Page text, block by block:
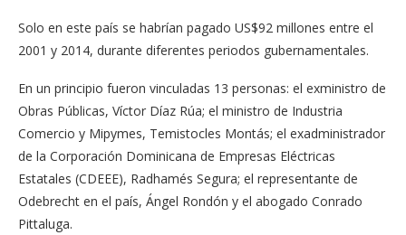
Solo en este país se habrían pagado US$92 millones entre el
2001 y 2014, durante diferentes periodos gubernamentales.
En un principio fueron vinculadas 13 personas: el exministro de
Obras Públicas, Víctor Díaz Rúa; el ministro de Industria
Comercio y Mipymes, Temistocles Montás; el exadministrador
de la Corporación Dominicana de Empresas Eléctricas
Estatales (CDEEE), Radhamés Segura; el representante de
Odebrecht en el país, Ángel Rondón y el abogado Conrado
Pittaluga.